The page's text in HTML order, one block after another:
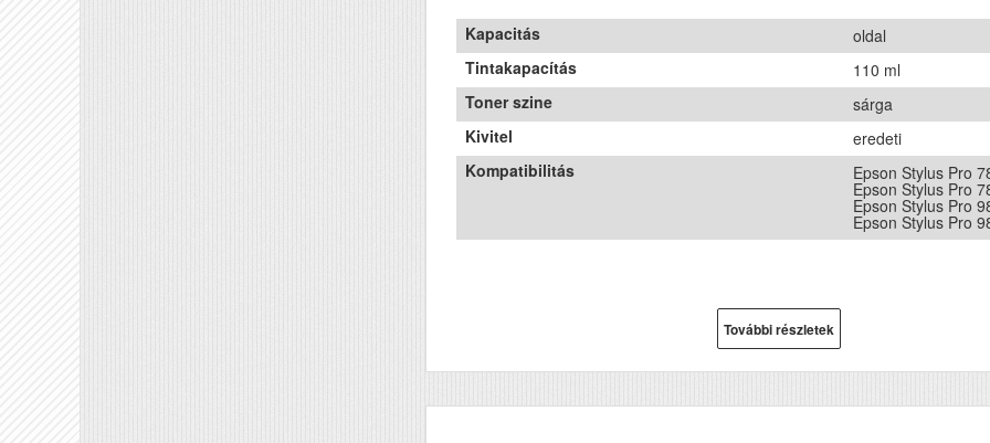
Kapacitás
oldal
Tintakapacítás
110 ml
Toner szine
sárga
Kivitel
eredeti
Kompatibilitás
Epson Stylus Pro
Epson Stylus Pro
Epson Stylus Pro
Epson Stylus Pro
További részletek